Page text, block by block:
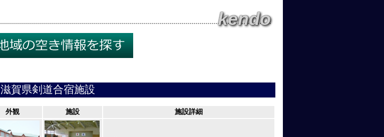
kendo
滋賀県剣道合宿施設
外観 施設 施設詳細